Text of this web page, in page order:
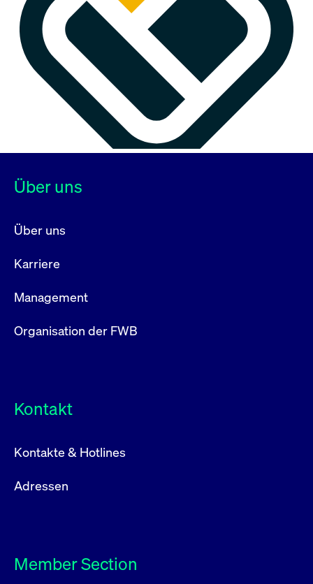
Über uns
Über uns
Karriere
Management
Organisation der FWB
Kontakt
Kontakte & Hotlines
Adressen
Member Section